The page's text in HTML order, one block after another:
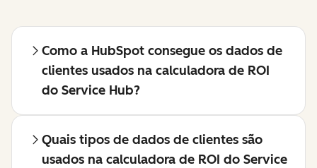
Como a HubSpot consegue os dados de
clientes usados na calculadora de ROI
do Service Hub?
Quais tipos de dados de clientes são
usados na calculadora de ROI do Service